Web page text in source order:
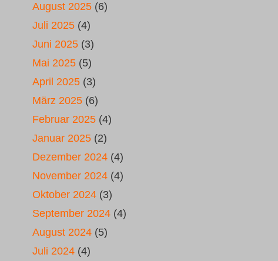
August 2025 (6)
Juli 2025 (4)
Juni 2025 (3)
Mai 2025 (5)
April 2025 (3)
März 2025 (6)
Februar 2025 (4)
Januar 2025 (2)
Dezember 2024 (4)
November 2024 (4)
Oktober 2024 (3)
September 2024 (4)
August 2024 (5)
Juli 2024 (4)